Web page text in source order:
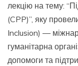
лекцію на тему:
(CPP)”, яку
Inclusion) —
гуманітарна
допомоги та